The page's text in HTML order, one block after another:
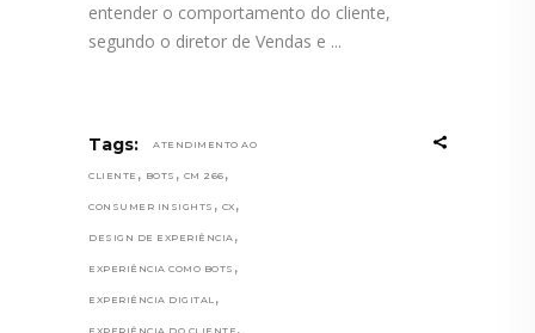
entender o comportamento do cliente,
segundo o diretor de Vendas e
Tags: ATENDIMENTO AO
CLIENTE , BOTS , CM 266 ,
CONSUMER INSIGHTS , CX ,
DESIGN DE EXPERIÊNCIA ,
EXPERIÊNCIA COMO BOTS ,
EXPERIÊNCIA DIGITAL ,